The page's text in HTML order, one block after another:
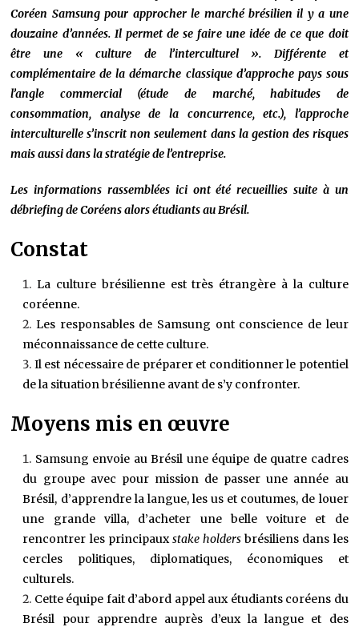
Coréen Samsung pour approcher le marché brésilien il y a une
douzaine d’années. Il permet de se faire une idée de ce que doit
être une « culture de l’interculturel ». Différente et
complémentaire de la démarche classique d’approche pays sous
l’angle commercial (étude de marché, habitudes de
consommation, analyse de la concurrence, etc.), l’approche
interculturelle s’inscrit non seulement dans la gestion des risques
mais aussi dans la stratégie de l’entreprise.
Les informations rassemblées ici ont été recueillies suite à un
débriefing de Coréens alors étudiants au Brésil.
Constat
La culture brésilienne est très étrangère à la culture
coréenne.
Les responsables de Samsung ont conscience de leur
méconnaissance de cette culture.
Il est nécessaire de préparer et conditionner le potentiel
de la situation brésilienne avant de s’y confronter.
Moyens mis en œuvre
Samsung envoie au Brésil une équipe de quatre cadres
du groupe avec pour mission de passer une année au
Brésil, d’apprendre la langue, les us et coutumes, de louer
une grande villa, d’acheter une belle voiture et de
rencontrer les principauxstake holders brésiliens dans les
cercles politiques, diplomatiques, économiques et
culturels.
Cette équipe fait d’abord appel aux étudiants coréens du
Brésil pour apprendre auprès d’eux la langue et des